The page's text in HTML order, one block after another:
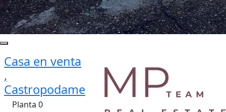
Casa en venta
,
Castropodame
Planta 0